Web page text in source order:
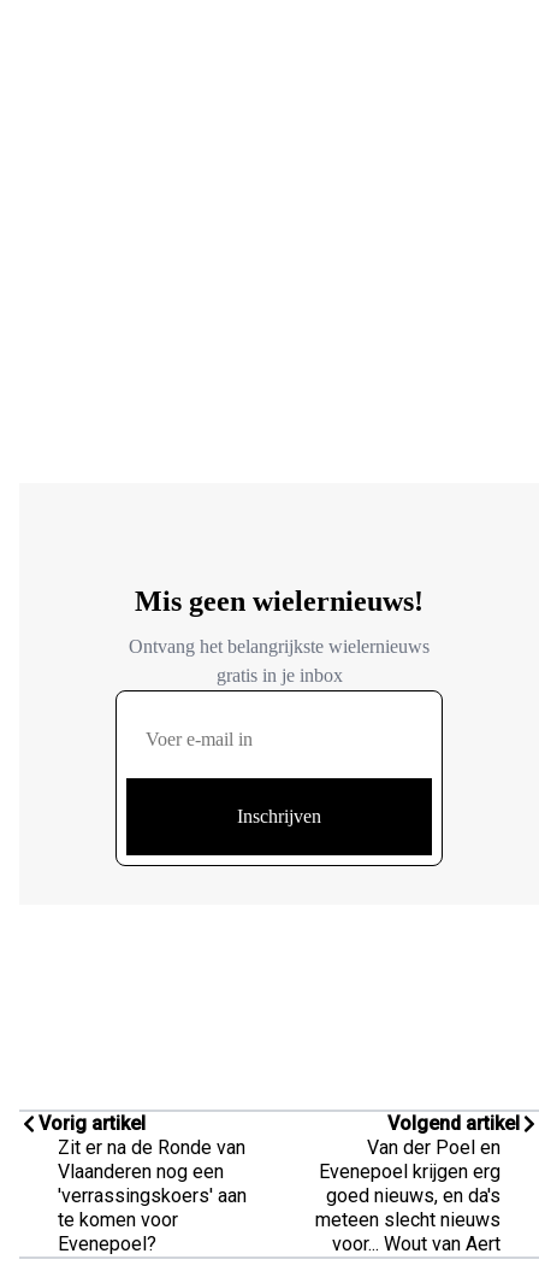
Vorig artikel
Zit er na de Ronde van
Vlaanderen nog een
'verrassingskoers' aan
te komen voor
Evenepoel?
Volgend artikel
Van der Poel en
Evenepoel krijgen erg
goed nieuws, en da's
meteen slecht nieuws
voor... Wout van Aert